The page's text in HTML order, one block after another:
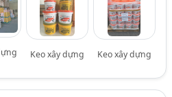
Keo xây dựng Keo xây dựng